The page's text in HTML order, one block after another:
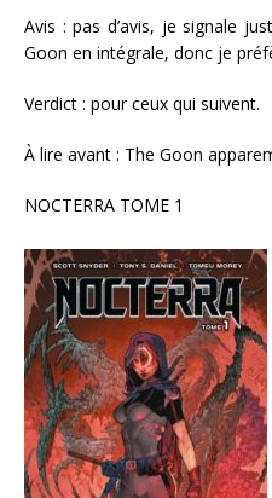
Avis : pas d’avis, je signale
Goon en intégrale, donc je
Verdict : pour ceux qui suivent.
À lire avant : The Goon
NOCTERRA TOME 1